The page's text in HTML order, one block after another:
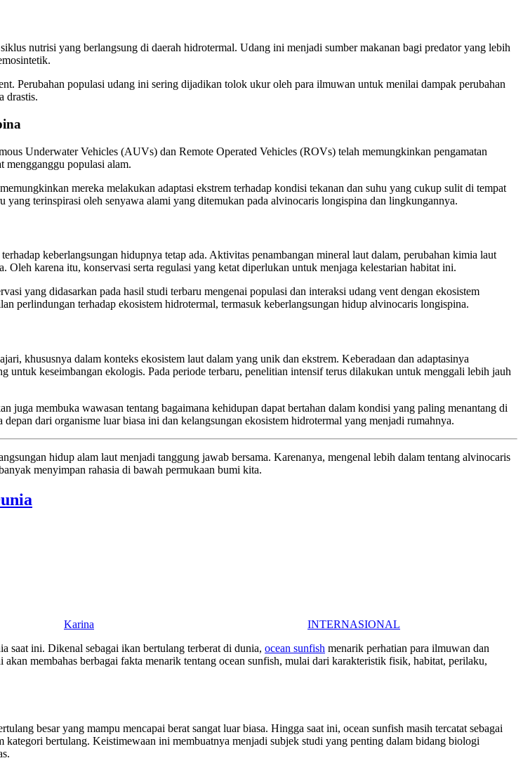
nutrisi yang berlangsung di daerah hidrotermal. Udang ini menjadi sumber makanan bagi predator yang lebih
Perubahan populasi udang ini sering dijadikan tolok ukur oleh para ilmuwan untuk menilai dampak perubahan
drastis.
Underwater Vehicles (AUVs) dan Remote Operated Vehicles (ROVs) telah memungkinkan pengamatan
mengganggu populasi alam.
mereka melakukan adaptasi ekstrem terhadap kondisi tekanan dan suhu yang cukup sulit di tempat
terinspirasi oleh senyawa alami yang ditemukan pada alvinocaris longispina dan lingkungannya.
keberlangsungan hidupnya tetap ada. Aktivitas penambangan mineral laut dalam, perubahan kimia laut
karena itu, konservasi serta regulasi yang ketat diperlukan untuk menjaga kelestarian habitat ini.
yang didasarkan pada hasil studi terbaru mengenai populasi dan interaksi udang vent dengan ekosistem
perlindungan terhadap ekosistem hidrotermal, termasuk keberlangsungan hidup alvinocaris longispina.
khususnya dalam konteks ekosistem laut dalam yang unik dan ekstrem. Keberadaan dan adaptasinya
keseimbangan ekologis. Pada periode terbaru, penelitian intensif terus dilakukan untuk menggali lebih jauh
juga membuka wawasan tentang bagaimana kehidupan dapat bertahan dalam kondisi yang paling menantang di
dari organisme luar biasa ini dan kelangsungan ekosistem hidrotermal yang menjadi rumahnya.
hidup alam laut menjadi tanggung jawab bersama. Karenanya, mengenal lebih dalam tentang alvinocaris
menyimpan rahasia di bawah permukaan bumi kita.
Karina
INTERNASIONAL
saat ini. Dikenal sebagai ikan bertulang terberat di dunia, ocean sunfish menarik perhatian para ilmuwan dan
membahas berbagai fakta menarik tentang ocean sunfish, mulai dari karakteristik fisik, habitat, perilaku,
besar yang mampu mencapai berat sangat luar biasa. Hingga saat ini, ocean sunfish masih tercatat sebagai
bertulang. Keistimewaan ini membuatnya menjadi subjek studi yang penting dalam bidang biologi